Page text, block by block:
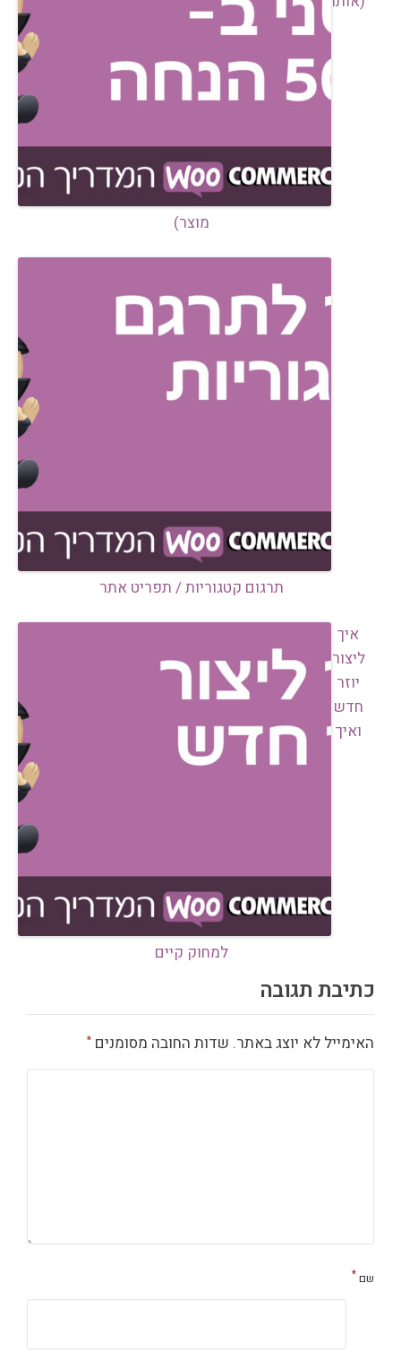
מוצר)
תרגום קטגוריות / תפריט אתר
איך
ליצור
יוזר
חדש
ואיך
למחוק קיים
כתיבת תגובה
האימייל לא יוצג באתר. שדות החובה מסומנים *
שם*